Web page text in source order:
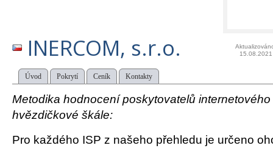
INERCOM, s.r.o.
15.08.2021
Úvod Pokrytí Ceník Kontakty
Metodika hodnocení poskytovatelů
hvězdičkové škále:
Pro každého ISP z našeho přehledu je určeno